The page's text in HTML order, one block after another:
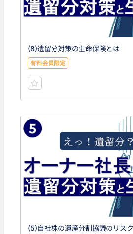
(8)遺留分対策の生命保険とは
有料会員限定
(5)自社株の遺産分割協議のリスク